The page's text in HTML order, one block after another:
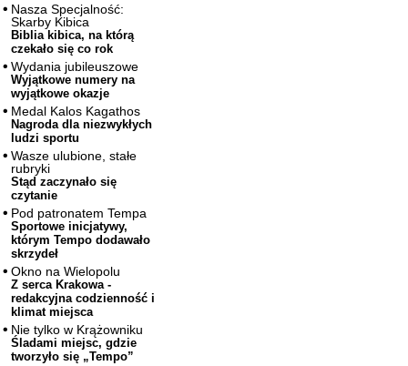
Nasza Specjalność:
Skarby Kibica
Biblia kibica, na którą
czekało się co rok
Wydania jubileuszowe
Wyjątkowe numery na
wyjątkowe okazje
Medal Kalos Kagathos
Nagroda dla niezwykłych
ludzi sportu
Wasze ulubione, stałe
rubryki
Stąd zaczynało się
czytanie
Pod patronatem Tempa
Sportowe inicjatywy,
którym Tempo dodawało
skrzydeł
Okno na Wielopolu
Z serca Krakowa -
redakcyjna codzienność i
klimat miejsca
Nie tylko w Krążowniku
Śladami miejsc, gdzie
tworzyło się „Tempo”